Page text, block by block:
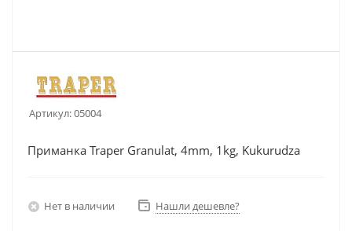
Артикул:05004
Приманка Traper Granulat, 4mm, 1kg, Kukurudza
Нет в наличии Нашли дешевле?